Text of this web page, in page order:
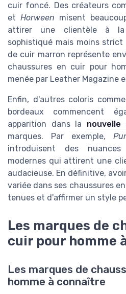
cuir foncé. Des créateurs
etHorween misent
attirer une clientèle à la
sophistiqué mais moins
de cuir marron représente
chaussures en cuir pour
menée par Leather Magazine
Enfin, d'autres coloris
bordeaux commencent
apparition dans la nouvelle
marques. Par exemple,
introduisent des
modernes qui attirent une
audacieuse. En définitive,
variée dans ses chaussures
tenues et d'affirmer un style
Les marques de
cuir pour homme
Les marques de
homme à connaître